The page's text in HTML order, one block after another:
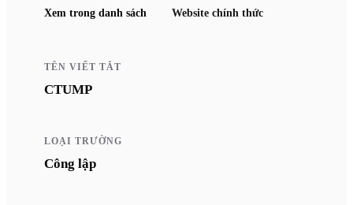
Xem trong danh sách Website chính thức
TÊN VIẾT TẮT
CTUMP
LOẠI TRƯỜNG
Công lập